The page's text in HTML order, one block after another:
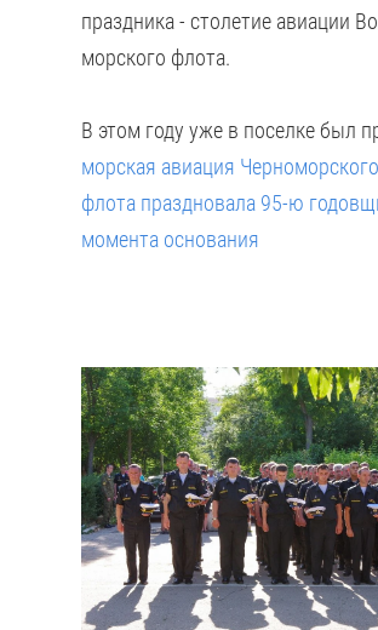
праздника - столетие авиации
морского флота.
В этом году уже в поселке был
морская авиация Черноморского
флота праздновала 95-ю
момента основания